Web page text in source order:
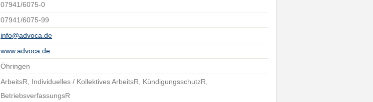
07941/6075-0
07941/6075-99
info@advoca.de
www.advoca.de
Öhringen
ArbeitsR, Individuelles / Kollektives ArbeitsR, KündigungsschutzR,
BetriebsverfassungsR